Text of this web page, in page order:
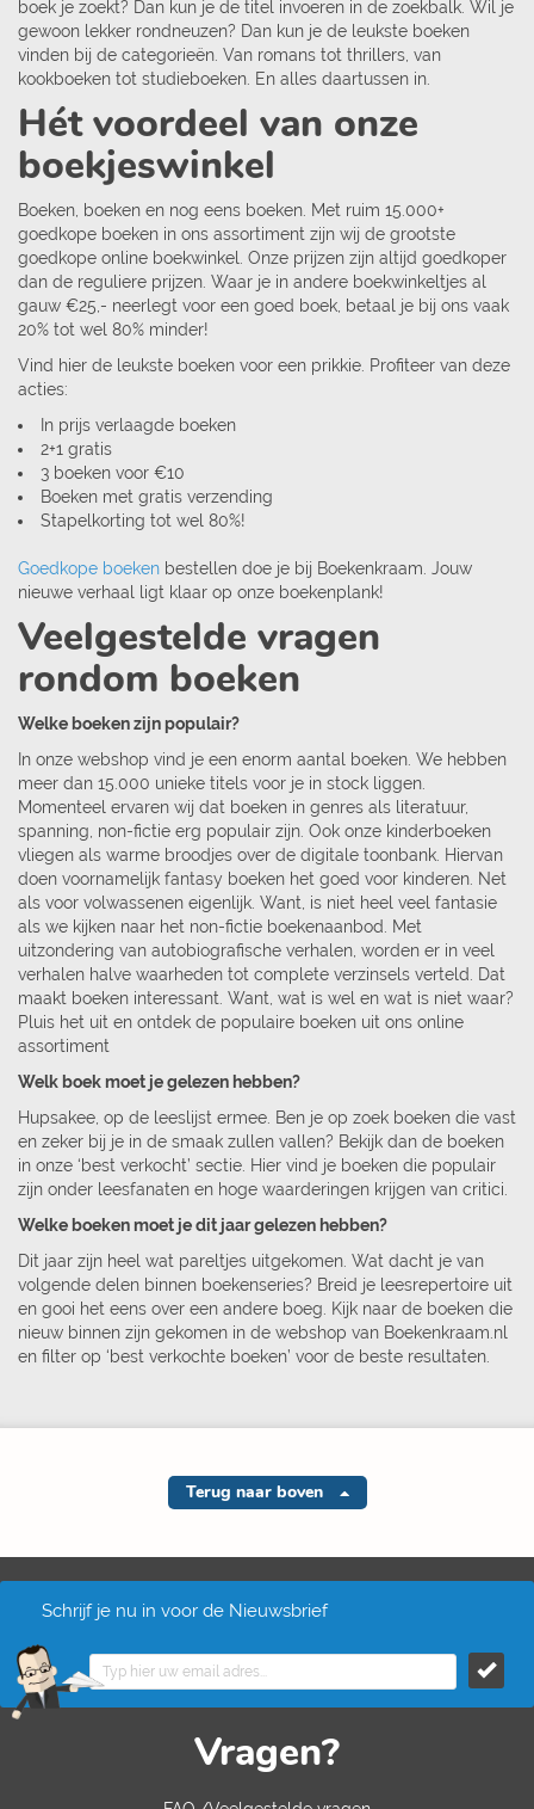
boek je zoekt? Dan kun je de titel invoeren in de zoekbalk. Wil je
gewoon lekker rondneuzen? Dan kun je de leukste boeken
vinden bij de categorieën. Van romans tot thrillers, van
kookboeken tot studieboeken. En alles daartussen in.
Hét voordeel van onze
boekjeswinkel
Boeken, boeken en nog eens boeken. Met ruim 15.000+
goedkope boeken in ons assortiment zijn wij de grootste
goedkope online boekwinkel. Onze prijzen zijn altijd goedkoper
dan de reguliere prijzen. Waar je in andere boekwinkeltjes al
gauw €25,- neerlegt voor een goed boek, betaal je bij ons vaak
20% tot wel 80% minder!
Vind hier de leukste boeken voor een prikkie. Profiteer van deze
acties:
In prijs verlaagde boeken
2+1 gratis
3 boeken voor €10
Boeken met gratis verzending
Stapelkorting tot wel 80%!
Goedkope boeken bestellen doe je bij Boekenkraam. Jouw
nieuwe verhaal ligt klaar op onze boekenplank!
Veelgestelde vragen
rondom boeken
Welke boeken zijn populair?
In onze webshop vind je een enorm aantal boeken. We hebben
meer dan 15.000 unieke titels voor je in stock liggen.
Momenteel ervaren wij dat boeken in genres als literatuur,
spanning, non-fictie erg populair zijn. Ook onze kinderboeken
vliegen als warme broodjes over de digitale toonbank. Hiervan
doen voornamelijk fantasy boeken het goed voor kinderen. Net
als voor volwassenen eigenlijk. Want, is niet heel veel fantasie
als we kijken naar het non-fictie boekenaanbod. Met
uitzondering van autobiografische verhalen, worden er in veel
verhalen halve waarheden tot complete verzinsels verteld. Dat
maakt boeken interessant. Want, wat is wel en wat is niet waar?
Pluis het uit en ontdek de populaire boeken uit ons online
assortiment
Welk boek moet je gelezen hebben?
Hupsakee, op de leeslijst ermee. Ben je op zoek boeken die vast
en zeker bij je in de smaak zullen vallen? Bekijk dan de boeken
in onze ‘best verkocht’ sectie. Hier vind je boeken die populair
zijn onder leesfanaten en hoge waarderingen krijgen van critici.
Welke boeken moet je dit jaar gelezen hebben?
Dit jaar zijn heel wat pareltjes uitgekomen. Wat dacht je van
volgende delen binnen boekenseries? Breid je leesrepertoire uit
en gooi het eens over een andere boeg. Kijk naar de boeken die
nieuw binnen zijn gekomen in de webshop van Boekenkraam.nl
en filter op ‘best verkochte boeken’ voor de beste resultaten.
Terug naar boven
Schrijf je nu in voor de Nieuwsbrief
Vragen?